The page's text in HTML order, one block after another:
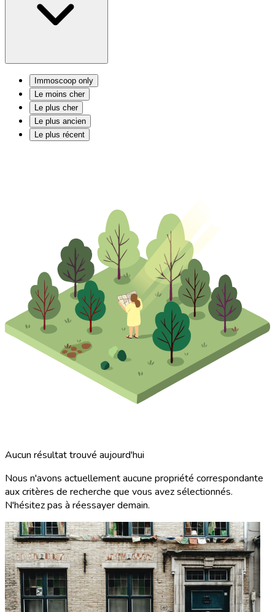
Immoscoop only
Le moins cher
Le plus cher
Le plus ancien
Le plus récent
Aucun résultat trouvé aujourd'hui
Nous n'avons actuellement aucune propriété correspondante
aux critères de recherche que vous avez sélectionnés.
N'hésitez pas à réessayer demain.